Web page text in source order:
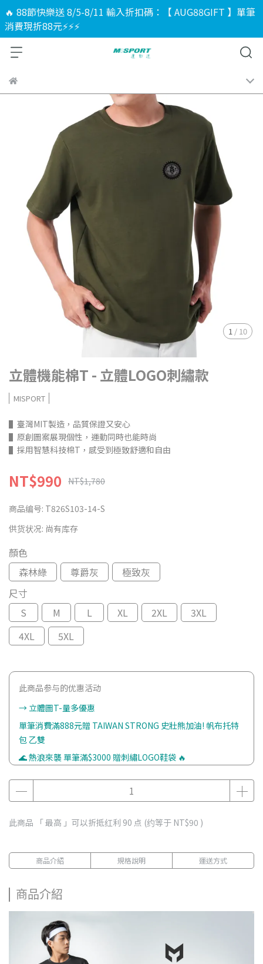
🔥 88節快樂送 8/5-8/11 輸入折扣碼：【 AUG88GIFT 】單筆
消費現折88元⚡⚡⚡
1 / 10
立體機能棉T - 立體LOGO刺繡款
MISPORT
▌臺灣MIT製造，品質保證又安心
▌原創圖案展現個性，運動同時也能時尚
▌採用智慧科技棉T，感受到極致舒適和自由
NT$990 NT$1,780
商品编号: T826S103-14-S
供货状况: 尚有库存
顏色
森林綠
尊爵灰
極致灰
尺寸
S
M L XL 2XL
3XL
4XL
5XL
此商品参与的优惠活动
→ 立體圖T-量多優惠
單筆消費滿888元贈 TAIWAN STRONG 史壯熊加油! 帆布托特
包 乙雙
🌊 熱浪來襲 單筆滿$3000 贈刺繡LOGO鞋袋 🔥
此商品 「 最高 」可以折抵红利 90 点 (约等于 NT$90 )
商品介紹 規格說明 運送方式
商品介紹